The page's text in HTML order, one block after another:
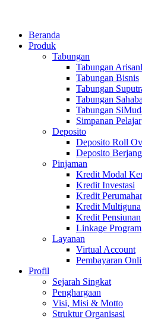
Beranda
Produk
Tabungan
Tabungan
Tabungan Bisnis
Tabungan
Tabungan
Tabungan
Simpanan Pelajar
Deposito
Deposito Roll
Deposito
Pinjaman
Kredit Modal
Kredit Investasi
Kredit
Kredit Multiguna
Kredit Pensiunan
Linkage Program
Layanan
Virtual Account
Pembayaran
Profil
Sejarah Singkat
Penghargaan
Visi, Misi & Motto
Struktur Organisasi